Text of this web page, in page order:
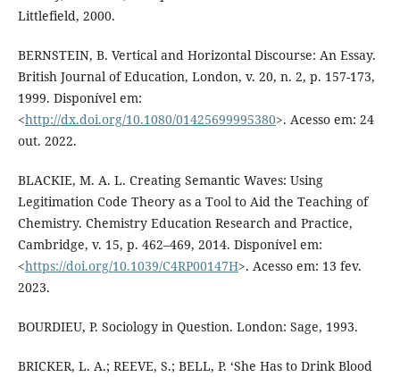
Littlefield, 2000.
BERNSTEIN, B. Vertical and Horizontal Discourse: An Essay.
British Journal of Education, London, v. 20, n. 2, p. 157-173,
1999. Disponível em:
<http://dx.doi.org/10.1080/01425699995380>. Acesso em: 24
out. 2022.
BLACKIE, M. A. L. Creating Semantic Waves: Using
Legitimation Code Theory as a Tool to Aid the Teaching of
Chemistry. Chemistry Education Research and Practice,
Cambridge, v. 15, p. 462–469, 2014. Disponível em:
<https://doi.org/10.1039/C4RP00147H>. Acesso em: 13 fev.
2023.
BOURDIEU, P. Sociology in Question. London: Sage, 1993.
BRICKER, L. A.; REEVE, S.; BELL, P. ‘She Has to Drink Blood